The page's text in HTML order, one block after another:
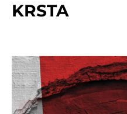
KRSTA